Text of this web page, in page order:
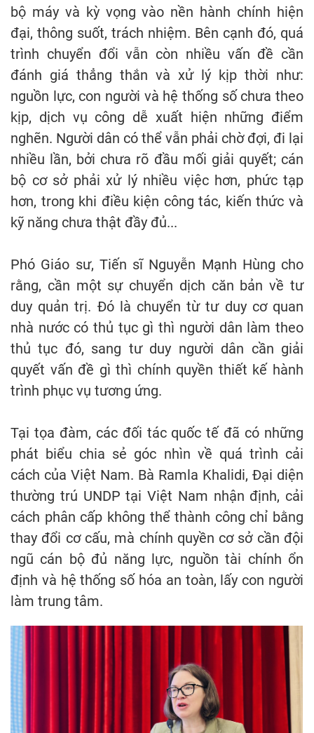
bộ máy và kỳ vọng vào nền hành chính hiện
đại, thông suốt, trách nhiệm. Bên cạnh đó, quá
trình chuyển đổi vẫn còn nhiều vấn đề cần
đánh giá thẳng thắn và xử lý kịp thời như:
nguồn lực, con người và hệ thống số chưa theo
kịp, dịch vụ công dễ xuất hiện những điểm
nghẽn. Người dân có thể vẫn phải chờ đợi, đi lại
nhiều lần, bởi chưa rõ đầu mối giải quyết; cán
bộ cơ sở phải xử lý nhiều việc hơn, phức tạp
hơn, trong khi điều kiện công tác, kiến thức và
kỹ năng chưa thật đầy đủ...
Phó Giáo sư, Tiến sĩ Nguyễn Mạnh Hùng cho
rằng, cần một sự chuyển dịch căn bản về tư
duy quản trị. Đó là chuyển từ tư duy cơ quan
nhà nước có thủ tục gì thì người dân làm theo
thủ tục đó, sang tư duy người dân cần giải
quyết vấn đề gì thì chính quyền thiết kế hành
trình phục vụ tương ứng.
Tại tọa đàm, các đối tác quốc tế đã có những
phát biểu chia sẻ góc nhìn về quá trình cải
cách của Việt Nam. Bà Ramla Khalidi, Đại diện
thường trú UNDP tại Việt Nam nhận định, cải
cách phân cấp không thể thành công chỉ bằng
thay đổi cơ cấu, mà chính quyền cơ sở cần đội
ngũ cán bộ đủ năng lực, nguồn tài chính ổn
định và hệ thống số hóa an toàn, lấy con người
làm trung tâm.